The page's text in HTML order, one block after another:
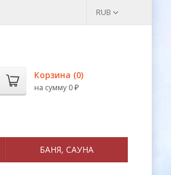
RUB
Корзина (0)
на сумму 0 ₽
БАНЯ, САУНА